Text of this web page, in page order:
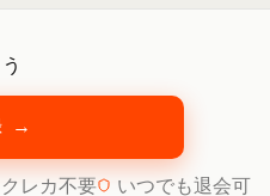
→
レカ不要
いつでも退会可